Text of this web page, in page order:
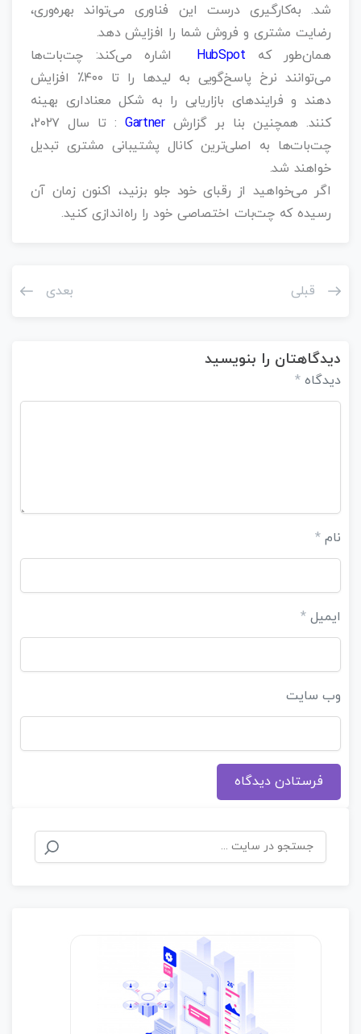
شد. به‌کارگیری درست این فناوری می‌تواند بهره‌وری،
رضایت مشتری و فروش شما را افزایش دهد.
همان‌طور که HubSpot اشاره می‌کند: چت‌بات‌ها
می‌توانند نرخ پاسخ‌گویی به لیدها را تا ۴۰۰٪ افزایش
دهند و فرایندهای بازاریابی را به شکل معناداری بهینه
کنند. همچنین بنا بر گزارشGartner
: تا سال ۲۰۲۷،
چت‌بات‌ها به اصلی‌ترین کانال پشتیبانی مشتری تبدیل
خواهند شد.
اگر می‌خواهید از رقبای خود جلو بزنید، اکنون زمان آن
رسیده که چت‌بات اختصاصی خود را راه‌اندازی کنید.
قبلی بعدی
دیدگاهتان را بنویسید
دیدگاه *
نام *
ایمیل *
وب‌ سایت